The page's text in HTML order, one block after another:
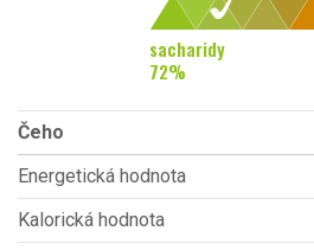
sacharidy
72%
Čeho
Energetická hodnota
Kalorická hodnota